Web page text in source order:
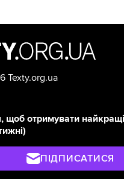
Texty.org.ua
щоб отримувати
ПІДПИСАТИСЯ